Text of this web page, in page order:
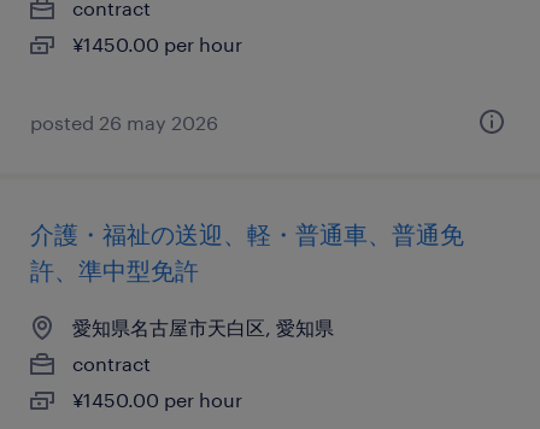
contract
¥1450.00 per hour
posted 26 may 2026
介護・福祉の送迎、軽・普通車、普通免
許、準中型免許
愛知県名古屋市天白区, 愛知県
contract
¥1450.00 per hour